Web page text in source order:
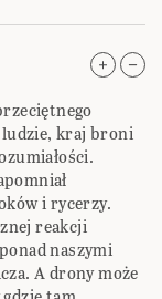
ludzie, kraj broni
i rycerzy.
reakcji
naszymi
A drony może